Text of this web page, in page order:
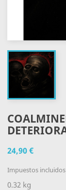
24,90 €
Impuestos incluidos
0.32 kg